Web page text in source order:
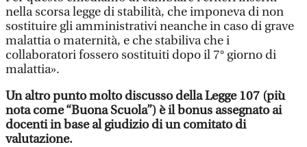
nella scorsa legge di stabilità, che imponeva di non
sostituire gli amministrativi neanche in caso di grave
malattia o maternità, e che stabiliva che i
collaboratori fossero sostituiti dopo il 7° giorno di
malattia».
Un altro punto molto discusso della Legge 107 (più
nota come “Buona Scuola”) è il bonus assegnato ai
docenti in base al giudizio di un comitato di
valutazione.